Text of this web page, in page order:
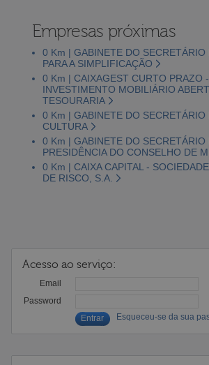
Empresas próximas
0 Km | GABINETE DO SECRETÁRIO
PARA A SIMPLIFICAÇÃO
0 Km | CAIXAGEST CURTO PRAZO
INVESTIMENTO MOBILIÁRIO
TESOURARIA
0 Km | GABINETE DO SECRETÁRIO
CULTURA
0 Km | GABINETE DO SECRETÁRIO
PRESIDÊNCIA DO CONSELHO DE
0 Km | CAIXA CAPITAL -
DE RISCO, S.A.
Acesso ao serviço:
Email
Password
Esqueceu-se da sua